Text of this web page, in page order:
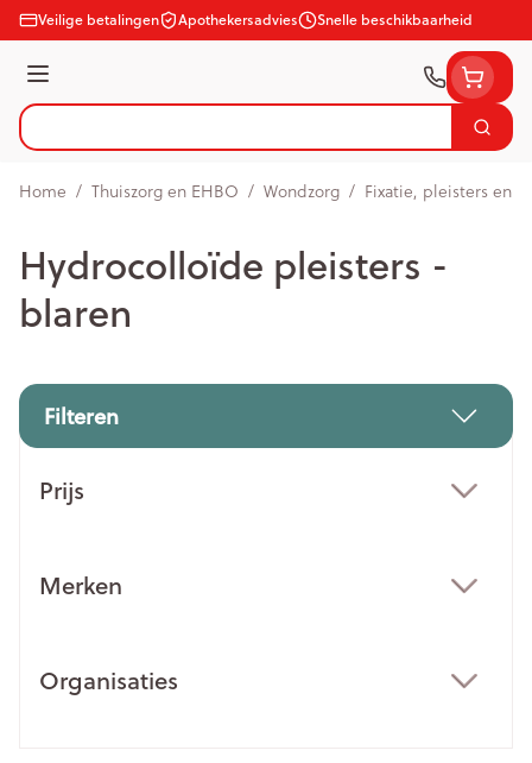
Ga naar de inhoud
Veilige betalingen Apothekersadvies Snelle beschikbaarheid
Menu
Product, merk, categorie... Zoek
Home / Thuiszorg en EHBO / Wondzorg / Fixatie, pleisters en
Hydrocolloïde pleisters -
blaren
Filteren
Prijs
Merken
Organisaties